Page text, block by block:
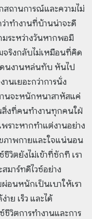
ถานการณ์และความไม่
าทำงานที่บ้านน่าจะดี
มระหว่างวันหากพอมี
จริงกลับไม่เหมือนที่คิด
ดนงานหล่นทับ หันไป
านเยอะกว่าการนั่ง
นจะหนักหนาสาหัสแค่
งที่คนทำงานทุกคนใฝ่
ราะหากทำแต่งานอย่าง
ภาพกายและใจแน่นอน
วิตยังไม่เข้าที่ซักที เรา
มาร์ทดีไวซ์อย่าง
อนหนักเป็นเบาให้เรา
าย เร็ว และได้
วิตการทำงานและการ